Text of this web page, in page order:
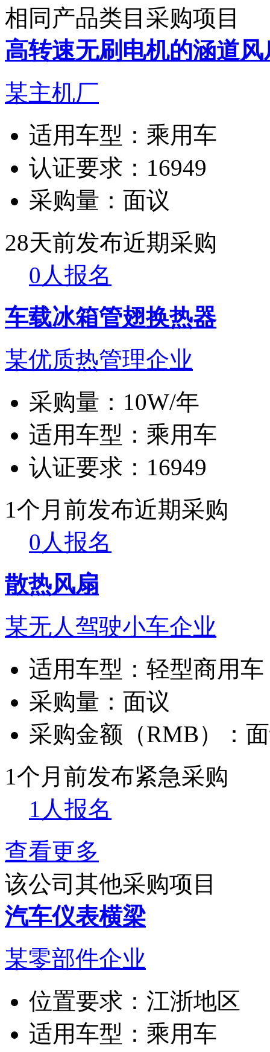
相同产品类目采购项目
高转速无刷电机的涵道风
某主机厂
适用车型： 乘用车
认证要求： 16949
采购量： 面议
28天前发布近期采购
0人报名
车载冰箱管翅换热器
某优质热管理企业
采购量： 10W/年
适用车型： 乘用车
认证要求： 16949
1个月前发布近期采购
0人报名
散热风扇
某无人驾驶小车企业
适用车型： 轻型商用车
采购量： 面议
采购金额（RMB）：
1个月前发布紧急采购
1人报名
查看更多
该公司其他采购项目
汽车仪表横梁
某零部件企业
位置要求： 江浙地区
适用车型： 乘用车